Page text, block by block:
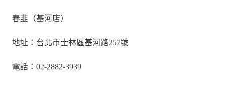
春韭（基河店）
地址：台北市士林區基河路257號
電話：02-2882-3939